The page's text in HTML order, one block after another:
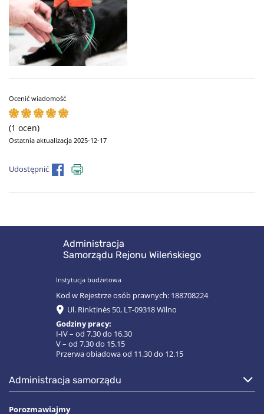
Ocenić wiadomość
(1 ocen)
Ostatnia aktualizacja 2025-12-17
Udostępnić
Administracja
Samorządu Rejonu Wileńskiego
Instytucja budżetowa
Kod w Rejestrze osób prawnych: 188708224
Ul. Rinktinės 50, LT-09318 Wilno
Godziny pracy:
I-IV – od 7.30 do 16.30
V – od 7.30 do 15.15
Przerwa obiadowa od 11.30 do 12.15
administracja samorządu
Porozmawiajmy